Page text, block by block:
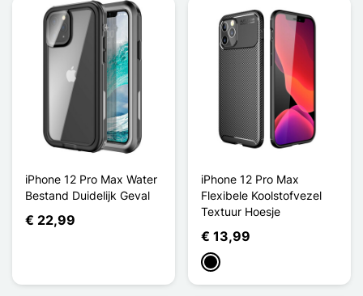
iPhone 12 Pro Max Water
Bestand Duidelijk Geval
€ 22,99
iPhone 12 Pro Max
Flexibele Koolstofvezel
Textuur Hoesje
€ 13,99
Zwart